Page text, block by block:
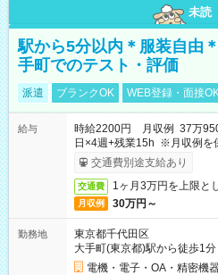
未読
駅から5分以内＊服装自由
手町でのテスト・評価
派遣 ブランクOK WEB登録・面接
給与
時給2200円 月収例 37万
日×4週+残業15h ※月収例を
交通費別途支給あり
交通費 1ヶ月3万円を上限と
月収例 30万円～
勤務地
東京都千代田区
大手町(東京都)駅から徒歩1分
電機・電子・OA・精密機